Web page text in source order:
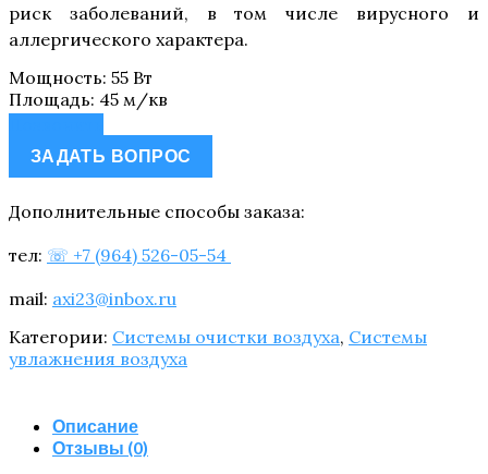
риск заболеваний, в том числе вирусного и
аллергического характера.
Мощность: 55 Вт
Площадь: 45 м/кв
ЗАДАТЬ ВОПРОС
Дополнительные способы заказа:
тел: ☏ +7 (964) 526-05-54
mail: axi23@inbox.ru
Категории: Системы очистки воздуха, Системы
увлажнения воздуха
Описание
Отзывы (0)